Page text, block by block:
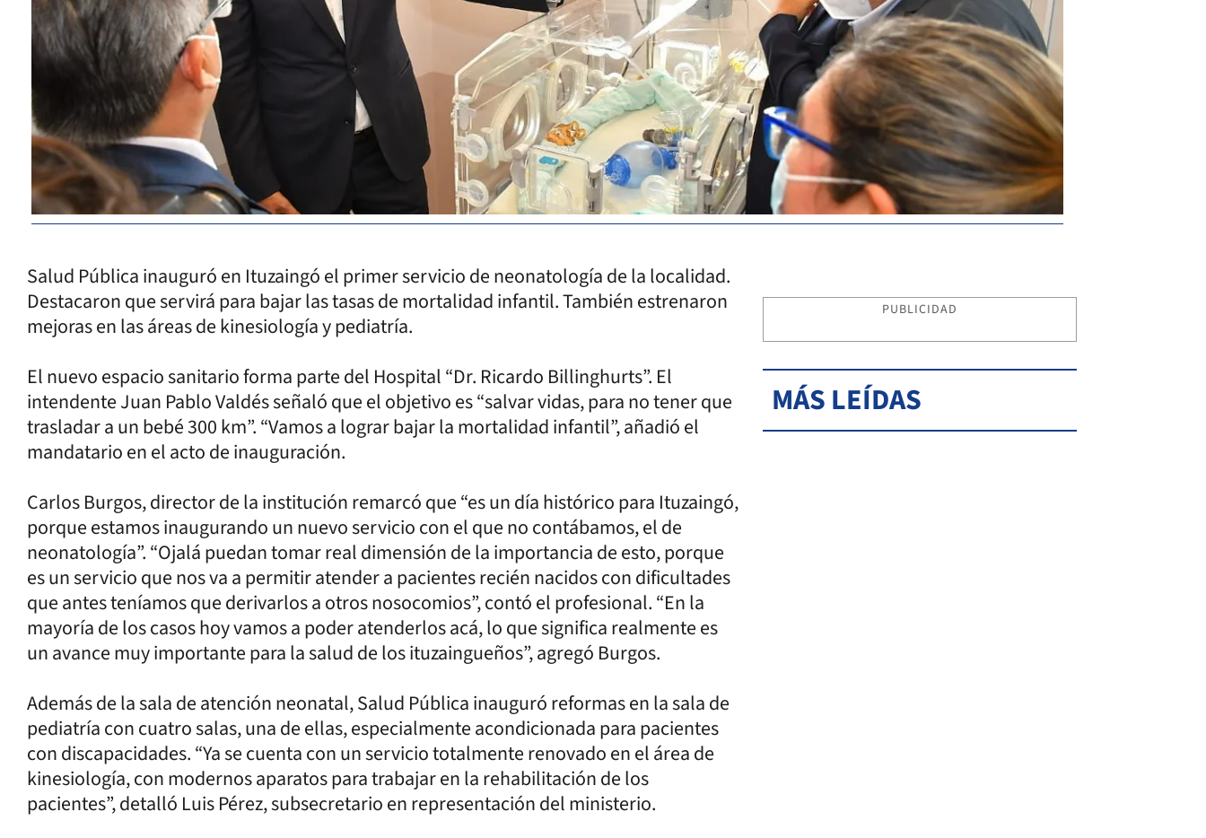
Salud Pública inauguró en Ituzaingó el primer servicio de neonatología de la localidad.
Destacaron que servirá para bajar las tasas de mortalidad infantil. También estrenaron
mejoras en las áreas de kinesiología y pediatría.
El nuevo espacio sanitario forma parte del Hospital “Dr. Ricardo Billinghurts”. El
intendente Juan Pablo Valdés señaló que el objetivo es “salvar vidas, para no tener que
trasladar a un bebé 300 km”. “Vamos a lograr bajar la mortalidad infantil”, añadió el
mandatario en el acto de inauguración.
Carlos Burgos, director de la institución remarcó que “es un día histórico para Ituzaingó,
porque estamos inaugurando un nuevo servicio con el que no contábamos, el de
neonatología”. “Ojalá puedan tomar real dimensión de la importancia de esto, porque
es un servicio que nos va a permitir atender a pacientes recién nacidos con dificultades
que antes teníamos que derivarlos a otros nosocomios”, contó el profesional. “En la
mayoría de los casos hoy vamos a poder atenderlos acá, lo que significa realmente es
un avance muy importante para la salud de los ituzaingueños”, agregó Burgos.
Además de la sala de atención neonatal, Salud Pública inauguró reformas en la sala de
pediatría con cuatro salas, una de ellas, especialmente acondicionada para pacientes
con discapacidades. “Ya se cuenta con un servicio totalmente renovado en el área de
kinesiología, con modernos aparatos para trabajar en la rehabilitación de los
pacientes”, detalló Luis Pérez, subsecretario en representación del ministerio.
PUBLICIDAD
MÁS LEÍDAS